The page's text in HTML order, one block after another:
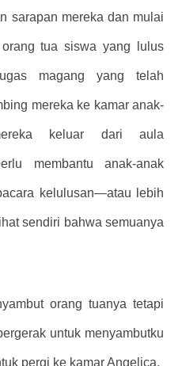
sarapan mereka dan mulai
tua siswa yang lulus
magang yang telah
mereka ke kamar anak-
keluar dari aula
membantu anak-anak
kelulusan—atau lebih
sendiri bahwa semuanya
orang tuanya tetapi
untuk menyambutku
pergi ke kamar Angelica.